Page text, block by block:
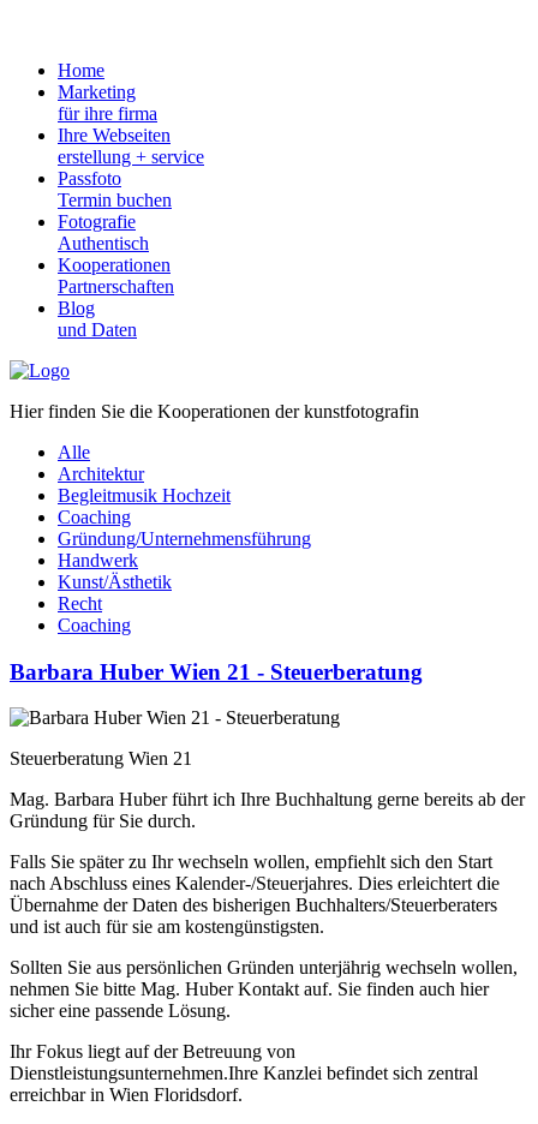
Home
Marketing
für ihre firma
Ihre Webseiten
erstellung + service
Passfoto
Termin buchen
Fotografie
Authentisch
Kooperationen
Partnerschaften
Blog
und Daten
Hier finden Sie die Kooperationen der kunstfotografin
Alle
Architektur
Begleitmusik Hochzeit
Coaching
Gründung/Unternehmensführung
Handwerk
Kunst/Ästhetik
Recht
Coaching
Barbara Huber Wien 21 - Steuerberatung
Steuerberatung Wien 21
Mag. Barbara Huber führt ich Ihre Buchhaltung gerne bereits ab der
Gründung für Sie durch.
Falls Sie später zu Ihr wechseln wollen, empfiehlt sich den Start
nach Abschluss eines Kalender-/Steuerjahres. Dies erleichtert die
Übernahme der Daten des bisherigen Buchhalters/Steuerberaters
und ist auch für sie am kostengünstigsten.
Sollten Sie aus persönlichen Gründen unterjährig wechseln wollen,
nehmen Sie bitte Mag. Huber Kontakt auf. Sie finden auch hier
sicher eine passende Lösung.
Ihr Fokus liegt auf der Betreuung von
Dienstleistungsunternehmen.Ihre Kanzlei befindet sich zentral
erreichbar in Wien Floridsdorf.